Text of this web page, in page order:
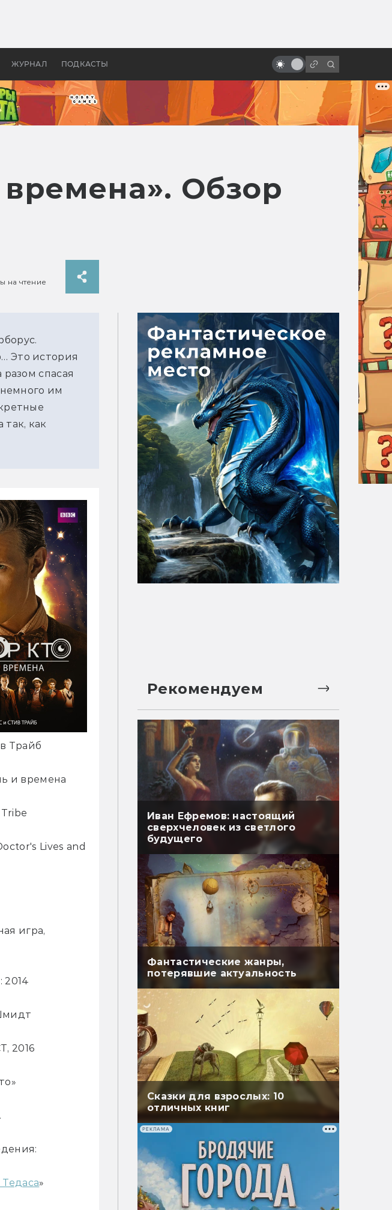
ЖУРНАЛ ПОДКАСТЫ
бы «Властелина колец»
кино
Обзор
на чтение
Это история
спасая
им
как
Трайб
и времена
Lives and
игра,
2014
2016
»
Рекомендуем
Иван Ефремов: настоящий
сверхчеловек из светлого
будущего
Фантастические жанры,
потерявшие актуальность
Сказки для взрослых: 10
отличных книг
РЕКЛАМА